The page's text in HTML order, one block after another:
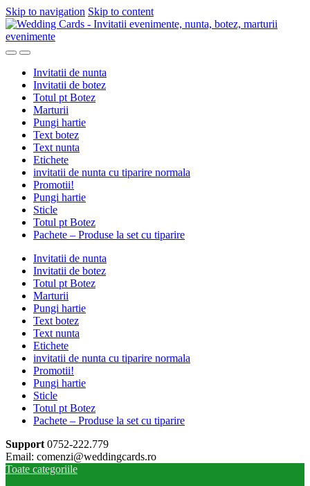
Skip to navigation Skip to content
Invitatii de nunta
Invitatii de botez
Totul pt Botez
Marturii
Pungi hartie
Text botez
Text nunta
Etichete
invitatii de nunta cu tiparire normala
Promotii!
Pungi hartie
Sticle
Totul pt Botez
Pachete – Produse la set cu tiparire
Invitatii de nunta
Invitatii de botez
Totul pt Botez
Marturii
Pungi hartie
Text botez
Text nunta
Etichete
invitatii de nunta cu tiparire normala
Promotii!
Pungi hartie
Sticle
Totul pt Botez
Pachete – Produse la set cu tiparire
Support 0752-222.779
Email: comenzi@weddingcards.ro
Toate categoriile